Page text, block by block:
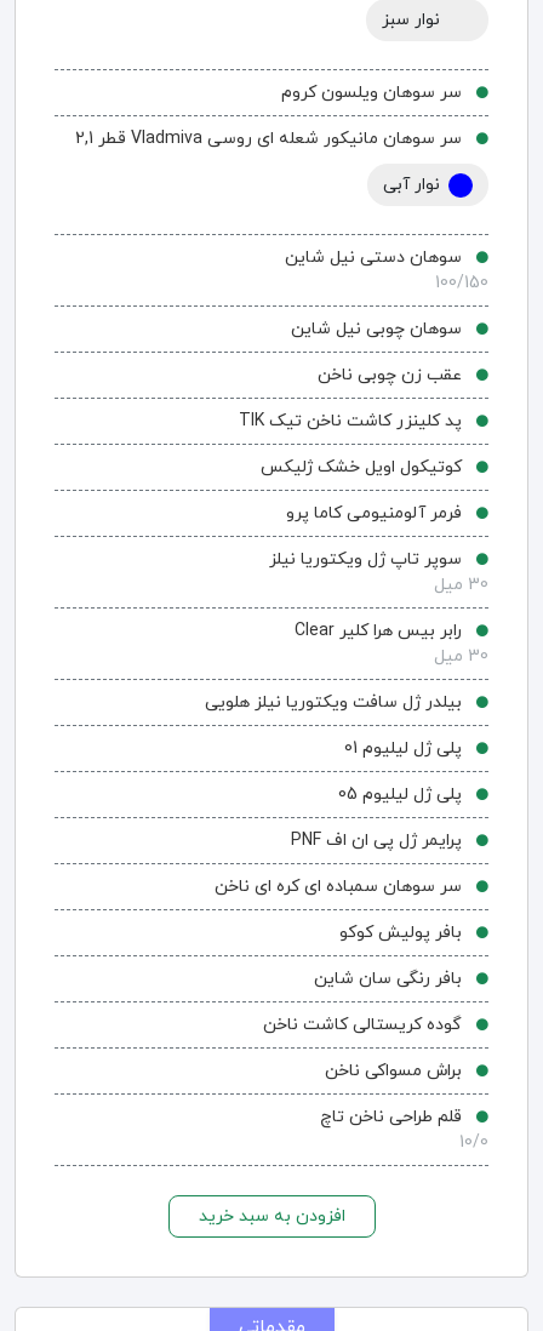
نوار سبز
سر سوهان ویلسون کروم
سر سوهان مانیکور شعله ای روسی Vladmiva قطر 2,1
نوار آبی
سوهان دستی نیل شاین
100/150
سوهان چوبی نیل شاین
عقب زن چوبی ناخن
پد کلینزر کاشت ناخن تیک TIK
کوتیکول اویل خشک ژلیکس
فرمر آلومنیومی کاما پرو
سوپر تاپ ژل ویکتوریا نیلز
30 میل
رابر بیس هرا کلیر Clear
30 میل
بیلدر ژل سافت ویکتوریا نیلز هلویی
پلی ژل لیلیوم 01
پلی ژل لیلیوم 05
پرایمر ژل پی ان اف PNF
سر سوهان سمباده ای کره ای ناخن
بافر پولیش کوکو
بافر رنگی سان شاین
گوده کریستالی کاشت ناخن
براش مسواکی ناخن
قلم طراحی ناخن تاچ
10/0
افزودن به سبد خرید